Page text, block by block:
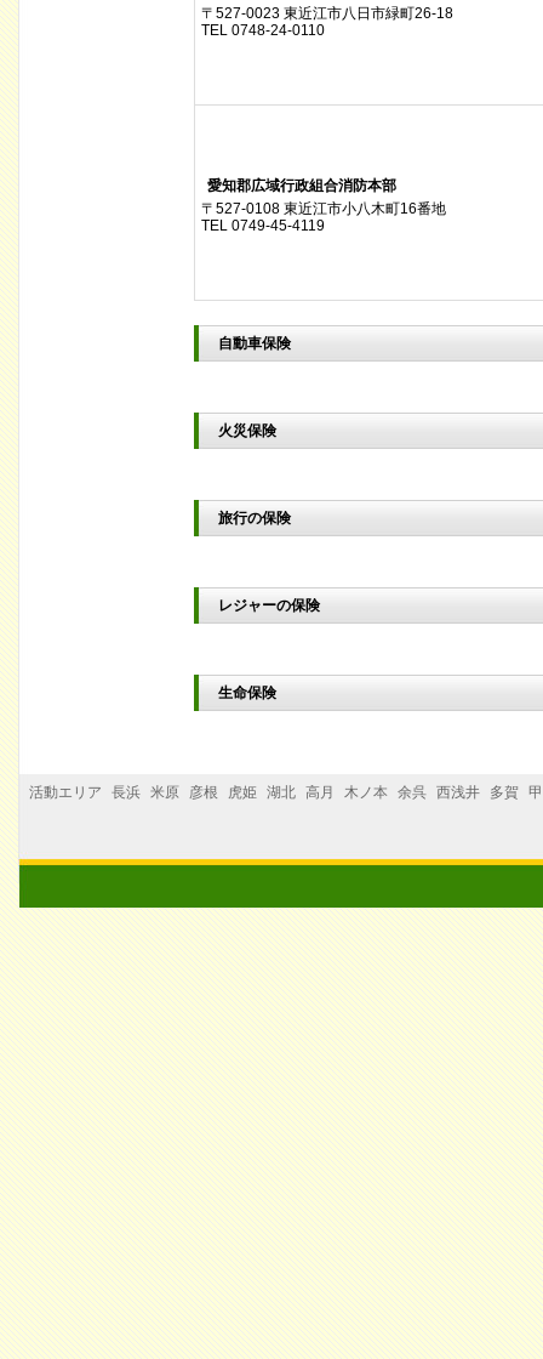
〒527-0023 東近江市八日市緑町26-18
TEL 0748-24-0110
愛知郡広域行政組合消防本部
〒527-0108 東近江市小八木町16番地
TEL 0749-45-4119
自動車保険
火災保険
旅行の保険
レジャーの保険
生命保険
活動エリア 長浜 米原 彦根 虎姫 湖北 高月 木ノ本 余呉 西浅井 多賀